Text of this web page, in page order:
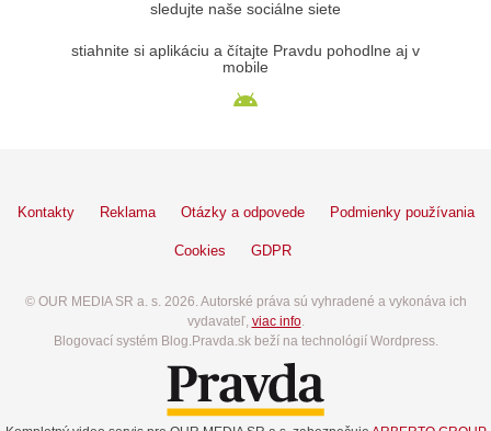
sledujte naše sociálne siete
stiahnite si aplikáciu a čítajte Pravdu pohodlne aj v
mobile
Kontakty Reklama Otázky a odpovede Podmienky používania
Cookies GDPR
© OUR MEDIA SR a. s. 2026. Autorské práva sú vyhradené a vykonáva ich
vydavateľ, viac info.
Blogovací systém Blog.Pravda.sk beží na technológií Wordpress.